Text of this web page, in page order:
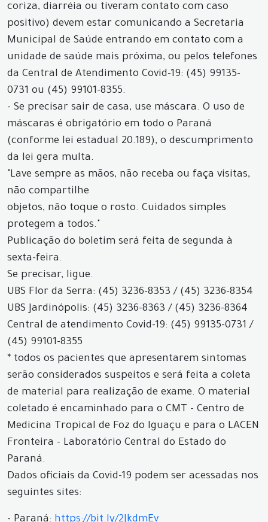
coriza, diarréia ou tiveram contato com caso
positivo) devem estar comunicando a Secretaria
Municipal de Saúde entrando em contato com a
unidade de saúde mais próxima, ou pelos telefones
da Central de Atendimento Covid-19: (45) 99135-
0731 ou (45) 99101-8355.
- Se precisar sair de casa, use máscara. O uso de
máscaras é obrigatório em todo o Paraná
(conforme lei estadual 20.189), o descumprimento
da lei gera multa.
"Lave sempre as mãos, não receba ou faça visitas,
não compartilhe
objetos, não toque o rosto. Cuidados simples
protegem a todos."
Publicação do boletim será feita de segunda à
sexta-feira.
Se precisar, ligue.
UBS Flor da Serra: (45) 3236-8353 / (45) 3236-8354
UBS Jardinópolis: (45) 3236-8363 / (45) 3236-8364
Central de atendimento Covid-19: (45) 99135-0731 /
(45) 99101-8355
* todos os pacientes que apresentarem sintomas
serão considerados suspeitos e será feita a coleta
de material para realização de exame. O material
coletado é encaminhado para o CMT - Centro de
Medicina Tropical de Foz do Iguaçu e para o LACEN
Fronteira - Laboratório Central do Estado do
Paraná.
Dados oficiais da Covid-19 podem ser acessadas nos
seguintes sites: